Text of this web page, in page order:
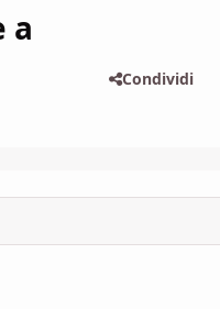
a
Condividi